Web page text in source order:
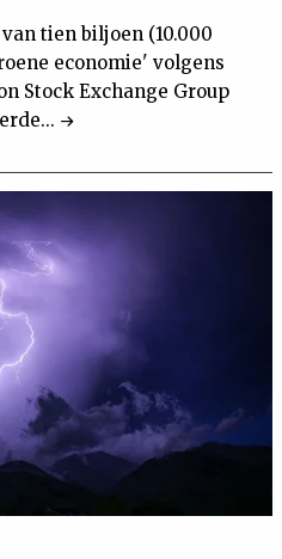
tien biljoen (10.000
economie' volgens
Stock Exchange Group